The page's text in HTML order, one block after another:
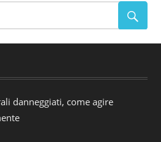
danneggiati, come agire